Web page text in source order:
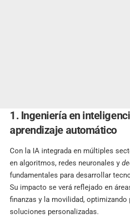
1. Ingeniería en
aprendizaje automático
Con la IA integrada en múltiples
en algoritmos, redes neuronales y
fundamentales para desarrollar
Su impacto se verá reflejado en
finanzas y la movilidad,
soluciones personalizadas.